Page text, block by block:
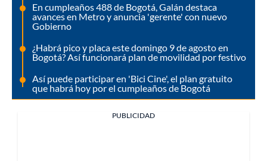
En cumpleaños 488 de Bogotá, Galán destaca
avances en Metro y anuncia 'gerente' con nuevo
Gobierno
¿Habrá pico y placa este domingo 9 de agosto en
Bogotá? Así funcionará plan de movilidad por festivo
Así puede participar en 'Bici Cine', el plan gratuito
que habrá hoy por el cumpleaños de Bogotá
PUBLICIDAD